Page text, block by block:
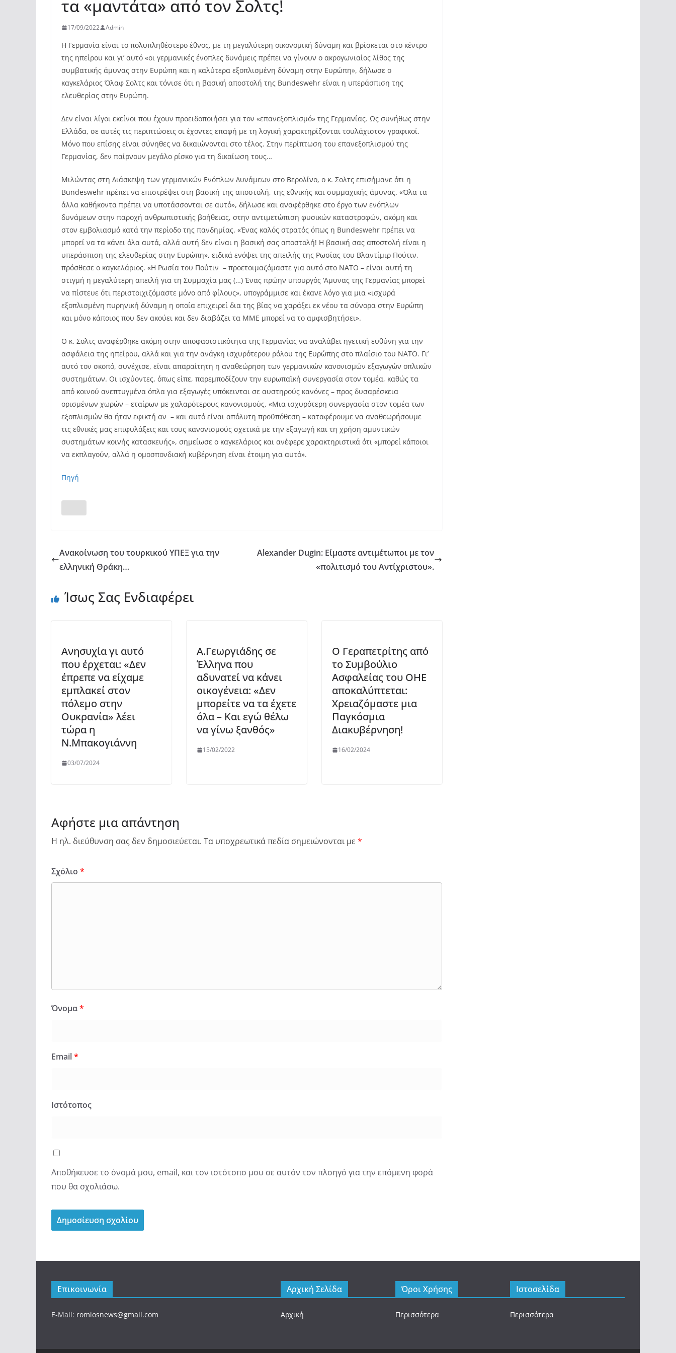
τα «μαντάτα» από τον Σολτς!
17/09/2022 Admin
Η Γερμανία είναι το πολυπληθέστερο έθνος, με τη μεγαλύτερη οικονομική δύναμη και βρίσκεται στο κέντρο
της ηπείρου και γι’ αυτό «οι γερμανικές ένοπλες δυνάμεις πρέπει να γίνουν ο ακρογωνιαίος λίθος της
συμβατικής άμυνας στην Ευρώπη και η καλύτερα εξοπλισμένη δύναμη στην Ευρώπη», δήλωσε ο
καγκελάριος Όλαφ Σολτς και τόνισε ότι η βασική αποστολή της Bundeswehr είναι η υπεράσπιση της
ελευθερίας στην Ευρώπη.
Δεν είναι λίγοι εκείνοι που έχουν προειδοποιήσει για τον «επανεξοπλισμό» της Γερμανίας. Ως συνήθως στην
Ελλάδα, σε αυτές τις περιπτώσεις οι έχοντες επαφή με τη λογική χαρακτηρίζονται τουλάχιστον γραφικοί.
Μόνο που επίσης είναι σύνηθες να δικαιώνονται στο τέλος. Στην περίπτωση του επανεξοπλισμού της
Γερμανίας, δεν παίρνουν μεγάλο ρίσκο για τη δικαίωση τους…
Μιλώντας στη Διάσκεψη των γερμανικών Ενόπλων Δυνάμεων στο Βερολίνο, ο κ. Σολτς επισήμανε ότι η
Bundeswehr πρέπει να επιστρέψει στη βασική της αποστολή, της εθνικής και συμμαχικής άμυνας. «Όλα τα
άλλα καθήκοντα πρέπει να υποτάσσονται σε αυτό», δήλωσε και αναφέρθηκε στο έργο των ενόπλων
δυνάμεων στην παροχή ανθρωπιστικής βοήθειας, στην αντιμετώπιση φυσικών καταστροφών, ακόμη και
στον εμβολιασμό κατά την περίοδο της πανδημίας. «Ένας καλός στρατός όπως η Bundeswehr πρέπει να
μπορεί να τα κάνει όλα αυτά, αλλά αυτή δεν είναι η βασική σας αποστολή! Η βασική σας αποστολή είναι η
υπεράσπιση της ελευθερίας στην Ευρώπη», ειδικά ενόψει της απειλής της Ρωσίας του Βλαντίμιρ Πούτιν,
πρόσθεσε ο καγκελάριος. «Η Ρωσία του Πούτιν – προετοιμαζόμαστε για αυτό στο ΝΑΤΟ – είναι αυτή τη
στιγμή η μεγαλύτερη απειλή για τη Συμμαχία μας (…) Ένας πρώην υπουργός ‘Αμυνας της Γερμανίας μπορεί
να πίστευε ότι περιστοιχιζόμαστε μόνο από φίλους», υπογράμμισε και έκανε λόγο για μια «ισχυρά
εξοπλισμένη πυρηνική δύναμη η οποία επιχειρεί δια της βίας να χαράξει εκ νέου τα σύνορα στην Ευρώπη
και μόνο κάποιος που δεν ακούει και δεν διαβάζει τα ΜΜΕ μπορεί να το αμφισβητήσει».
Ο κ. Σολτς αναφέρθηκε ακόμη στην αποφασιστικότητα της Γερμανίας να αναλάβει ηγετική ευθύνη για την
ασφάλεια της ηπείρου, αλλά και για την ανάγκη ισχυρότερου ρόλου της Ευρώπης στο πλαίσιο του ΝΑΤΟ. Γι’
αυτό τον σκοπό, συνέχισε, είναι απαραίτητη η αναθεώρηση των γερμανικών κανονισμών εξαγωγών οπλικών
συστημάτων. Οι ισχύοντες, όπως είπε, παρεμποδίζουν την ευρωπαϊκή συνεργασία στον τομέα, καθώς τα
από κοινού ανεπτυγμένα όπλα για εξαγωγές υπόκεινται σε αυστηρούς κανόνες – προς δυσαρέσκεια
ορισμένων χωρών – εταίρων με χαλαρότερους κανονισμούς. «Μια ισχυρότερη συνεργασία στον τομέα των
εξοπλισμών θα ήταν εφικτή αν – και αυτό είναι απόλυτη προϋπόθεση – καταφέρουμε να αναθεωρήσουμε
τις εθνικές μας επιφυλάξεις και τους κανονισμούς σχετικά με την εξαγωγή και τη χρήση αμυντικών
συστημάτων κοινής κατασκευής», σημείωσε ο καγκελάριος και ανέφερε χαρακτηριστικά ότι «μπορεί κάποιοι
να εκπλαγούν, αλλά η ομοσπονδιακή κυβέρνηση είναι έτοιμη για αυτό».
Πηγή
Ανακοίνωση του τουρκικού ΥΠΕΞ για την
ελληνική Θράκη…
Alexander Dugin: Είμαστε αντιμέτωποι με τον
«πολιτισμό του Αντίχριστου».
Ίσως Σας Ενδιαφέρει
Ανησυχία γι αυτό
που έρχεται: «Δεν
έπρεπε να είχαμε
εμπλακεί στον
πόλεμο στην
Ουκρανία» λέει
τώρα η
Ν.Μπακογιάννη
03/07/2024
Α.Γεωργιάδης σε
Έλληνα που
αδυνατεί να κάνει
οικογένεια: «Δεν
μπορείτε να τα έχετε
όλα – Και εγώ θέλω
να γίνω ξανθός»
15/02/2022
Ο Γεραπετρίτης από
το Συμβούλιο
Ασφαλείας του ΟΗΕ
αποκαλύπτεται:
Χρειαζόμαστε μια
Παγκόσμια
Διακυβέρνηση!
16/02/2024
Αφήστε μια απάντηση
Η ηλ. διεύθυνση σας δεν δημοσιεύεται. Τα υποχρεωτικά πεδία σημειώνονται με *
Σχόλιο *
Όνομα*
Email*
Ιστότοπος
Αποθήκευσε το όνομά μου, email, και τον ιστότοπο μου σε αυτόν τον πλοηγό για την επόμενη φορά
που θα σχολιάσω.
Επικοινωνία
E-Mail: romiosnews@gmail.com
Αρχική Σελίδα
Αρχική
Όροι Χρήσης
Περισσότερα
Ιστοσελίδα
Περισσότερα